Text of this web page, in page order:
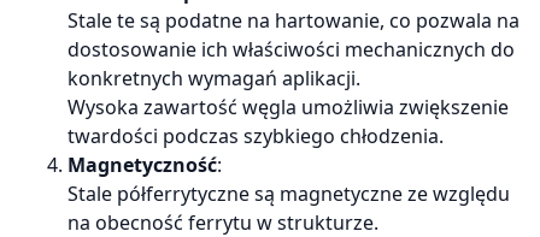
Stale te są podatne na hartowanie, co pozwala na
dostosowanie ich właściwości mechanicznych do
konkretnych wymagań aplikacji.
Wysoka zawartość węgla umożliwia zwiększenie
twardości podczas szybkiego chłodzenia.
Magnetyczność:
Stale półferrytyczne są magnetyczne ze względu
na obecność ferrytu w strukturze.